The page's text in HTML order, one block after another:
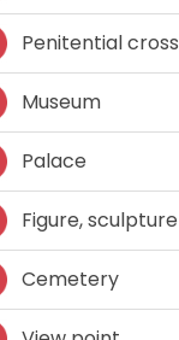
Penitential cross
Museum
Palace
Figure, sculpture
Cemetery